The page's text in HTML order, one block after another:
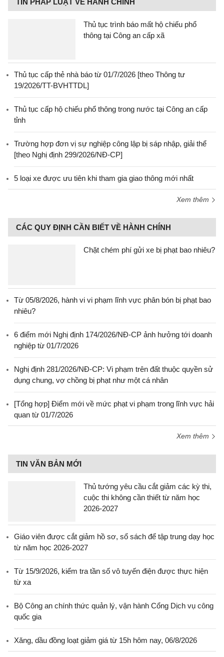
TIN PHÁP LUẬT VỀ HÀNH CHÍNH
Thủ tục trình báo mất hộ chiếu phổ
thông tại Công an cấp xã
Thủ tục cấp thẻ nhà báo từ 01/7/2026 [theo Thông tư
19/2026/TT-BVHTTDL]
Thủ tục cấp hộ chiếu phổ thông trong nước tại Công an cấp
tỉnh
Trường hợp đơn vị sự nghiệp công lập bị sáp nhập, giải thể
[theo Nghị định 299/2026/NĐ-CP]
5 loại xe được ưu tiên khi tham gia giao thông mới nhất
Xem thêm
CÁC QUY ĐỊNH CẦN BIẾT VỀ HÀNH CHÍNH
Chặt chém phí gửi xe bị phạt bao nhiêu?
Từ 05/8/2026, hành vi vi phạm lĩnh vực phân bón bị phạt bao
nhiêu?
6 điểm mới Nghị định 174/2026/NĐ-CP ảnh hưởng tới doanh
nghiệp từ 01/7/2026
Nghị định 281/2026/NĐ-CP: Vi phạm trên đất thuộc quyền sử
dụng chung, vợ chồng bị phạt như một cá nhân
[Tổng hợp] Điểm mới về mức phạt vi phạm trong lĩnh vực hải
quan từ 01/7/2026
Xem thêm
TIN VĂN BẢN MỚI
Thủ tướng yêu cầu cắt giảm các kỳ thi,
cuộc thi không cần thiết từ năm học
2026-2027
Giáo viên được cắt giảm hồ sơ, sổ sách để tập trung dạy học
từ năm học 2026-2027
Từ 15/9/2026, kiểm tra tần số vô tuyến điện được thực hiện
từ xa
Bộ Công an chính thức quản lý, vận hành Cổng Dịch vụ công
quốc gia
Xăng, dầu đồng loạt giảm giá từ 15h hôm nay, 06/8/2026